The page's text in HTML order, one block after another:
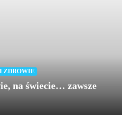
ZDROWIE
na świecie… zawsze